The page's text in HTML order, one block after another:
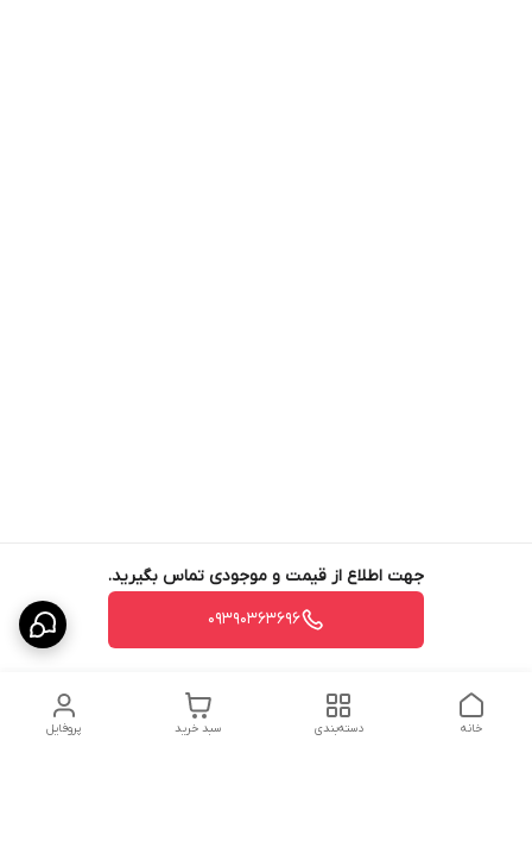
جهت اطلاع از قیمت و موجودی تماس بگیرید.
09390363696
پروفایل سبد خرید دسته‌بندی خانه